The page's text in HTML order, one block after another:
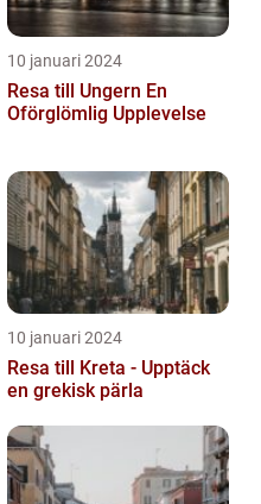
10 januari 2024
Resa till Ungern En
Oförglömlig Upplevelse
10 januari 2024
Resa till Kreta - Upptäck
en grekisk pärla